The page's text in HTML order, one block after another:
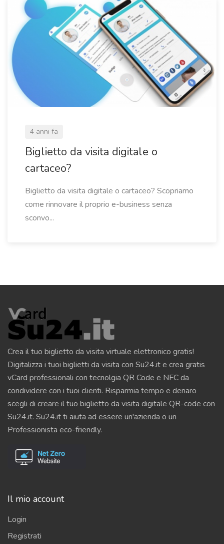
4 anni fa
Biglietto da visita digitale o
cartaceo?
Biglietto da visita digitale o cartaceo? Scopriamo
come rinnovare il proprio e-business senza
sconvo...
Crea il tuo biglietto da visita virtuale elettronico gratis!
Digitalizza i tuoi biglietti da visita con Su24.it e crea gratis
vCard professionali con tecnolgia QR Code e NFC da
condividere con i tuoi clienti. Risparmia tempo e denaro
scegli di creare il tuo biglietto da visita digitale QR-code con
Su24.it. Su24.it ti aiuta ad essere un'azienda o un
Professionista eco-friendly.
Il mio account
Login
Registrati